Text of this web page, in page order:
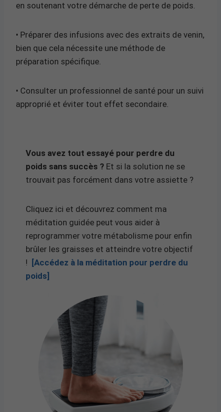
en soutenant votre démarche de perte de poids.
• Préparer des infusions avec des extraits de venin,
bien que cela nécessite une méthode de
préparation spécifique.
• Consulter un professionnel de santé pour un suivi
approprié et éviter tout effet secondaire.
Vous avez tout essayé pour perdre du
poids sans succès ? Et si la solution ne se
trouvait pas forcément dans votre assiette ?
Cliquez ici et découvrez comment ma
méditation guidée peut vous aider à
reprogrammer votre métabolisme pour enfin
brûler les graisses et atteindre votre objectif
! [Accédez à la méditation pour perdre du
poids]